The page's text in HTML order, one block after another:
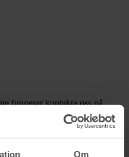
Om
fungerar kontakta oss på